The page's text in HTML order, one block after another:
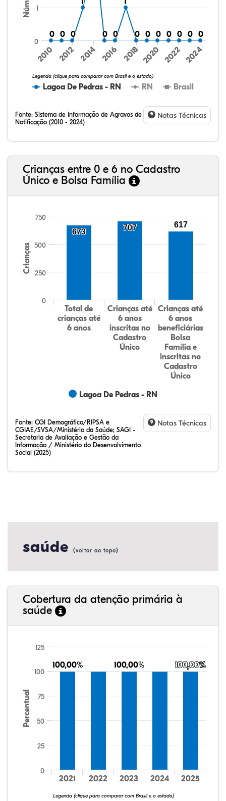
0
0 0
0 0
0 0
0 0
0 0
0 0
0 0
0 0
0 0
0 0
0 0
0
Lagoa De Pedras - RN RN Brasil
Legenda (clique para comparar com Brasil e o estado)
2010 2012 2014 2016 2018 2020 2022 2024
0
1
Fonte: Sistema de Informação de Agravos de
Notificação (2010 - 2024)
Notas Técnicas
Crianças entre 0 e 6 no Cadastro
Único e Bolsa Família
Crianças
Lagoa De Pedras - RN
Total de
crianças até
6 anos
Crianças até
6 anos
inscritas no
Cadastro
Único
Crianças até
6 anos
beneficiárias
Bolsa
Família e
inscritas no
Cadastro
Único
0
250
500
750
673
707 617
Fonte: CGI Demográfico/RIPSA e
CGIAE/SVSA/Ministério da Saúde; SAGI -
Secretaria de Avaliação e Gestão da
Informação / Ministério do Desenvolvimento
Social (2025)
Notas Técnicas
saúde (voltar ao topo)
Cobertura da atenção primária à
saúde
Percentual
100,00%
100,00% 100,00%
100,00% 100,00%
100,00%
Legenda (clique para comparar com Brasil e o estado)
2021 2022 2023 2024 2025
0
25
50
75
100
125
24,77%
2,81%
0,36%
71,26%
0,12%
0,68%
32,57%
9,24%
0,46%
54,88%
1,27%
1,56%
38,46%
0,00%
0,00%
61,54%
0,00%
0,00%
32,28%
12,07%
0,23%
51,73%
2,94%
0,75%